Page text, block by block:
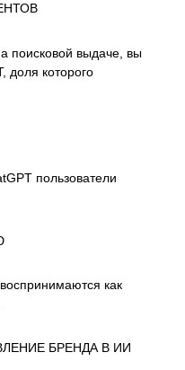
поисковой выдаче, вы
доля которого
пользователи
как
БРЕНДА В ИИ